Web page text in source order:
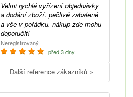
Velmi rychlé vyřízení objednávky
a dodání zboží. pečlivě zabalené
a vše v pořádku. nákup zde mohu
doporučit!
Neregistrovaný
před 3 dny
Další reference zákazníků »